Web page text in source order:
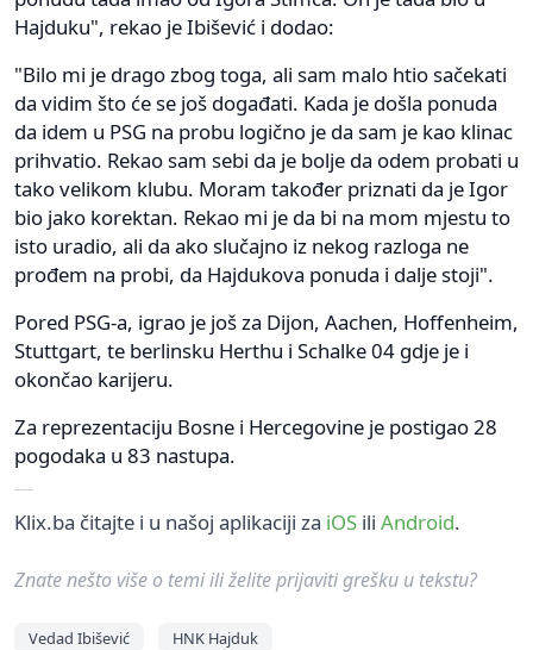
Hajduku", rekao je Ibišević i dodao:
"Bilo mi je drago zbog toga, ali sam malo htio sačekati
da vidim što će se još događati. Kada je došla ponuda
da idem u PSG na probu logično je da sam je kao klinac
prihvatio. Rekao sam sebi da je bolje da odem probati u
tako velikom klubu. Moram također priznati da je Igor
bio jako korektan. Rekao mi je da bi na mom mjestu to
isto uradio, ali da ako slučajno iz nekog razloga ne
prođem na probi, da Hajdukova ponuda i dalje stoji".
Pored PSG-a, igrao je još za Dijon, Aachen, Hoffenheim,
Stuttgart, te berlinsku Herthu i Schalke 04 gdje je i
okončao karijeru.
Za reprezentaciju Bosne i Hercegovine je postigao 28
pogodaka u 83 nastupa.
Klix.ba čitajte i u našoj aplikaciji za iOS ili Android.
Znate nešto više o temi ili želite prijaviti grešku u tekstu?
Vedad Ibišević HNK Hajduk